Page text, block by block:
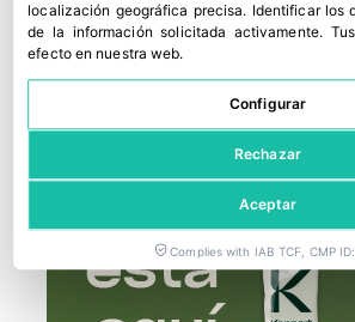
El pedrisco deja 30.600 hectáreas
primavera
11 mayo, 2026
localización geográfica precisa. Identificar los
de la información solicitada activamente.
efecto en nuestra web.
Configurar
Rechazar
Aceptar
Complies with IAB TCF, CMP